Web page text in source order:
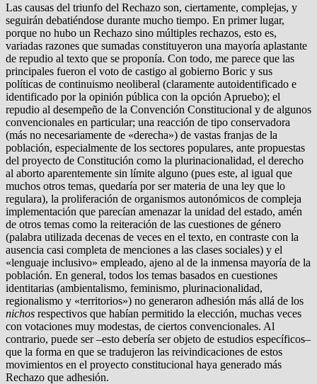
Las causas del triunfo del Rechazo son, ciertamente, complejas, y
seguirán debatiéndose durante mucho tiempo. En primer lugar,
porque no hubo un Rechazo sino múltiples rechazos, esto es,
variadas razones que sumadas constituyeron una mayoría aplastante
de repudio al texto que se proponía. Con todo, me parece que las
principales fueron el voto de castigo al gobierno Boric y sus
políticas de continuismo neoliberal (claramente autoidentificado e
identificado por la opinión pública con la opción Apruebo); el
repudio al desempeño de la Convención Constitucional y de algunos
convencionales en particular; una reacción de tipo conservadora
(más no necesariamente de «derecha») de vastas franjas de la
población, especialmente de los sectores populares, ante propuestas
del proyecto de Constitución como la plurinacionalidad, el derecho
al aborto aparentemente sin límite alguno (pues este, al igual que
muchos otros temas, quedaría por ser materia de una ley que lo
regulara), la proliferación de organismos autonómicos de compleja
implementación que parecían amenazar la unidad del estado, amén
de otros temas como la reiteración de las cuestiones de género
(palabra utilizada decenas de veces en el texto, en contraste con la
ausencia casi completa de menciones a las clases sociales) y el
«lenguaje inclusivo» empleado, ajeno al de la inmensa mayoría de la
población. En general, todos los temas basados en cuestiones
identitarias (ambientalismo, feminismo, plurinacionalidad,
regionalismo y «territorios») no generaron adhesión más allá de los
nichos respectivos que habían permitido la elección, muchas veces
con votaciones muy modestas, de ciertos convencionales. Al
contrario, puede ser –esto debería ser objeto de estudios específicos–
que la forma en que se tradujeron las reivindicaciones de estos
movimientos en el proyecto constitucional haya generado más
Rechazo que adhesión.